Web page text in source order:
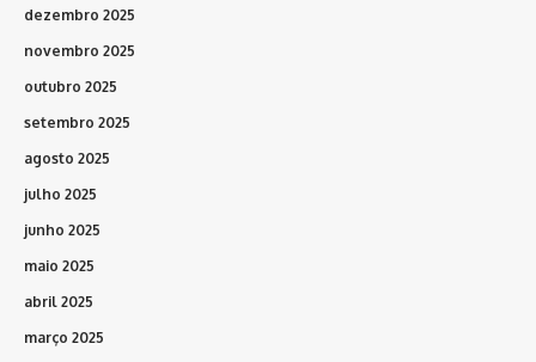
dezembro 2025
novembro 2025
outubro 2025
setembro 2025
agosto 2025
julho 2025
junho 2025
maio 2025
abril 2025
março 2025